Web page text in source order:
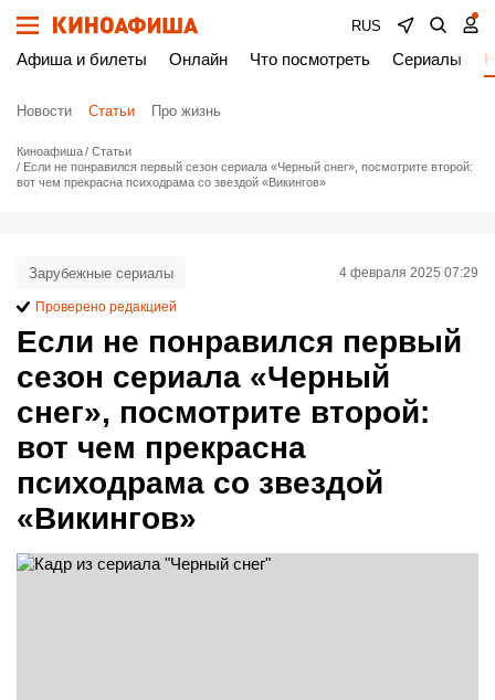
RUS
Афиша и билеты Онлайн Что посмотреть Сериалы
Новости Статьи Про жизнь
Киноафиша
Статьи
Если не понравился первый сезон сериала «Черный снег», посмотрите второй:
вот чем прекрасна психодрама со звездой «Викингов»
Если не понравился первый
сезон сериала «Черный
снег», посмотрите второй:
вот чем прекрасна
психодрама со звездой
«Викингов»
Зарубежные сериалы 4 февраля 2025 07:29
Проверено редакцией